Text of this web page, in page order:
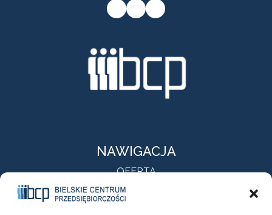
Przycisk do przejścia na stronę facebooka firmyPrzycisk do przejścia na stronę instagram firmy
Przycisk do przejścia na stronę linkedin firmy
NAWIGACJA
OFERTA
O NAS
AKTUALNOŚCI